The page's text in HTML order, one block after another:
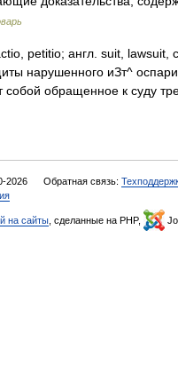
petitio; англ. suit, lawsuit,
нарушенного иЗт^
собой обращенное к суду
2026 Обратная связь:
на сайты , сделанные на PHP,